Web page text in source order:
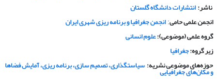
ناشر:انتشارات دانشگاه گلستان
انجمن علمی حامی:انجمن جغرافیا و برنامه ریزی شهری ایران
گروه علمی (موضوعی):علوم انسانی
زیر گروه:جغرافیا
حوزه‌های موضوعی نشریه:سیاستگذاری، تصمیم سازی، برنامه ریزی، آمایش فضاها
و مکان‌های جغرافیایی